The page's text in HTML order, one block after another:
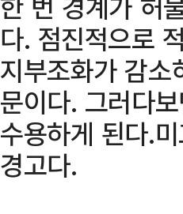
다. 점진적으로
지부조화가 감
문이다. 그러다
수용하게 된다.
경고다.